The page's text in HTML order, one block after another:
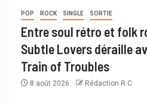
POP ROCK SINGLE SORTIE
Entre soul rétro et folk
Subtle Lovers déraille
Train of Troubles
8 août 2026 Rédaction R C